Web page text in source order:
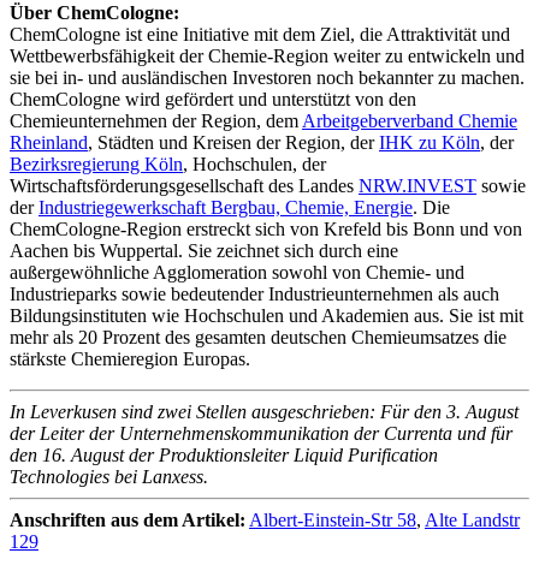
Über ChemCologne:
ChemCologne ist eine Initiative mit dem Ziel, die Attraktivität und
Wettbewerbsfähigkeit der Chemie-Region weiter zu entwickeln und
sie bei in- und ausländischen Investoren noch bekannter zu machen.
ChemCologne wird gefördert und unterstützt von den
Chemieunternehmen der Region, dem Arbeitgeberverband Chemie
Rheinland, Städten und Kreisen der Region, derIHK zu Köln, der
Bezirksregierung Köln, Hochschulen, der
Wirtschaftsförderungsgesellschaft des Landes NRW.INVEST sowie
derIndustriegewerkschaft Bergbau, Chemie, Energie. Die
ChemCologne-Region erstreckt sich von Krefeld bis Bonn und von
Aachen bis Wuppertal. Sie zeichnet sich durch eine
außergewöhnliche Agglomeration sowohl von Chemie- und
Industrieparks sowie bedeutender Industrieunternehmen als auch
Bildungsinstituten wie Hochschulen und Akademien aus. Sie ist mit
mehr als 20 Prozent des gesamten deutschen Chemieumsatzes die
stärkste Chemieregion Europas.
In Leverkusen sind zwei Stellen ausgeschrieben: Für den 3. August
der Leiter der Unternehmenskommunikation der Currenta und für
den 16. August der Produktionsleiter Liquid Purification
Technologies bei Lanxess.
Anschriften aus dem Artikel: Albert-Einstein-Str 58, Alte Landstr
129